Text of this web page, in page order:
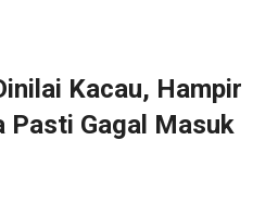
Kacau, Hampir
Pasti Gagal Masuk